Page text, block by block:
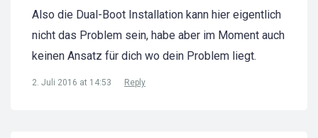
Also die Dual-Boot Installation kann hier eigentlich
nicht das Problem sein, habe aber im Moment auch
keinen Ansatz für dich wo dein Problem liegt.
2. Juli 2016 at 14:53 Reply